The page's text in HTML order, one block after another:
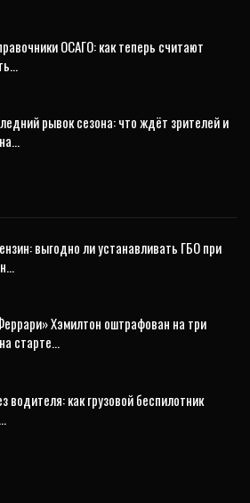
ОСАГО: как теперь считают
рывок сезона: что ждёт зрителей и
выгодно ли устанавливать ГБО при
Хэмилтон оштрафован на три
старте…
водителя: как грузовой беспилотник